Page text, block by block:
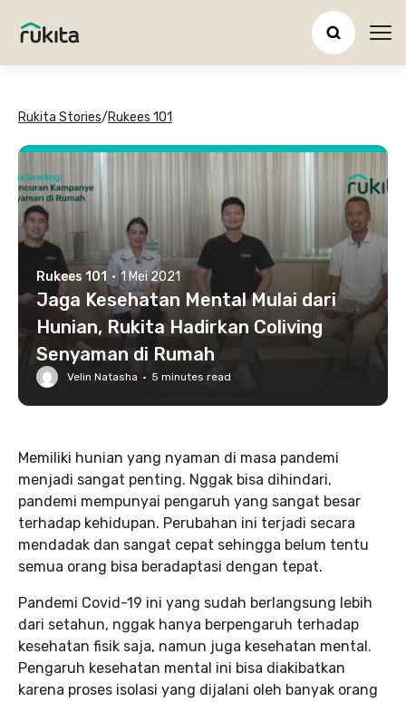
Rukita Stories/Rukees 101
Rukees 101 · 1 Mei 2021
Jaga Kesehatan Mental Mulai dari
Hunian, Rukita Hadirkan Coliving
Senyaman di Rumah
Velin Natasha · 5 minutes read
Memiliki hunian yang nyaman di masa pandemi
menjadi sangat penting. Nggak bisa dihindari,
pandemi mempunyai pengaruh yang sangat besar
terhadap kehidupan. Perubahan ini terjadi secara
mendadak dan sangat cepat sehingga belum tentu
semua orang bisa beradaptasi dengan tepat.
Pandemi Covid-19 ini yang sudah berlangsung lebih
dari setahun, nggak hanya berpengaruh terhadap
kesehatan fisik saja, namun juga kesehatan mental.
Pengaruh kesehatan mental ini bisa diakibatkan
karena proses isolasi yang dijalani oleh banyak orang